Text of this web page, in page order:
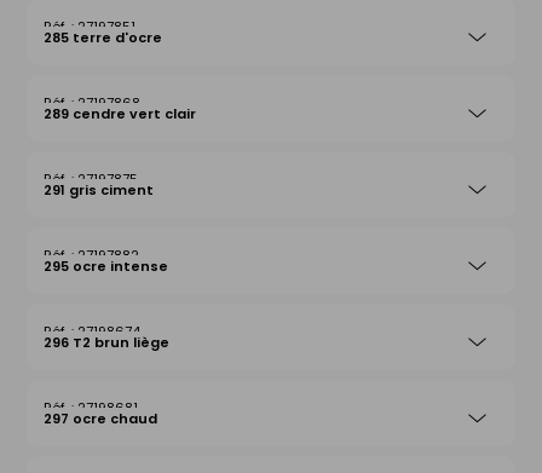
27197851
285 terre d'ocre
27197868
289 cendre vert clair
27197875
291 gris ciment
27197882
295 ocre intense
27198674
296 T2 brun liège
27198681
297 ocre chaud